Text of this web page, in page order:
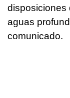
disposiciones
aguas
comunicado.